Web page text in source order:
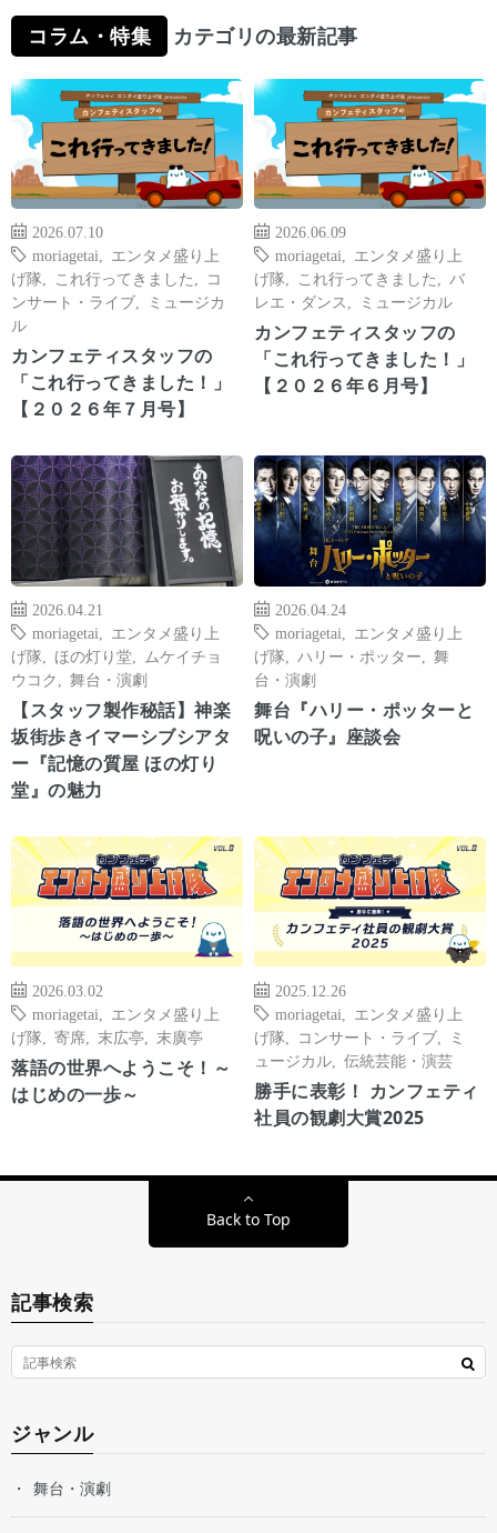
コラム・特集 カテゴリの最新記事
2026.07.10
moriagetai
エンタメ盛り上
げ隊
これ行ってきました
コ
ンサート・ライブ
ミュージカ
ル
カンフェティスタッフの
「これ行ってきました！」
【２０２６年７月号】
2026.06.09
moriagetai
エンタメ盛り上
げ隊
これ行ってきました
バ
レエ・ダンス
ミュージカル
カンフェティスタッフの
「これ行ってきました！」
【２０２６年６月号】
2026.04.21
moriagetai
エンタメ盛り上
げ隊
ほの灯り堂
ムケイチョ
ウコク
舞台・演劇
【スタッフ製作秘話】神楽
坂街歩きイマーシブシアタ
ー『記憶の質屋 ほの灯り
堂』の魅力
2026.04.24
moriagetai
エンタメ盛り上
げ隊
ハリー・ポッター
舞
台・演劇
舞台『ハリー・ポッターと
呪いの子』座談会
2026.03.02
moriagetai
エンタメ盛り上
げ隊
寄席 末広亭 末廣亭
落語の世界へようこそ！～
はじめの一歩～
2025.12.26
moriagetai
エンタメ盛り上
げ隊
コンサート・ライブ
ミ
ュージカル
伝統芸能・演芸
勝手に表彰！ カンフェティ
社員の観劇大賞2025
Back to Top
記事検索
ジャンル
舞台・演劇